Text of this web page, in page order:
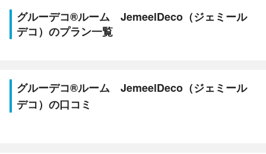
グルーデコ®ルーム JemeelDeco（ジェミール
デコ）のプラン一覧
グルーデコ®ルーム JemeelDeco（ジェミール
デコ）の口コミ